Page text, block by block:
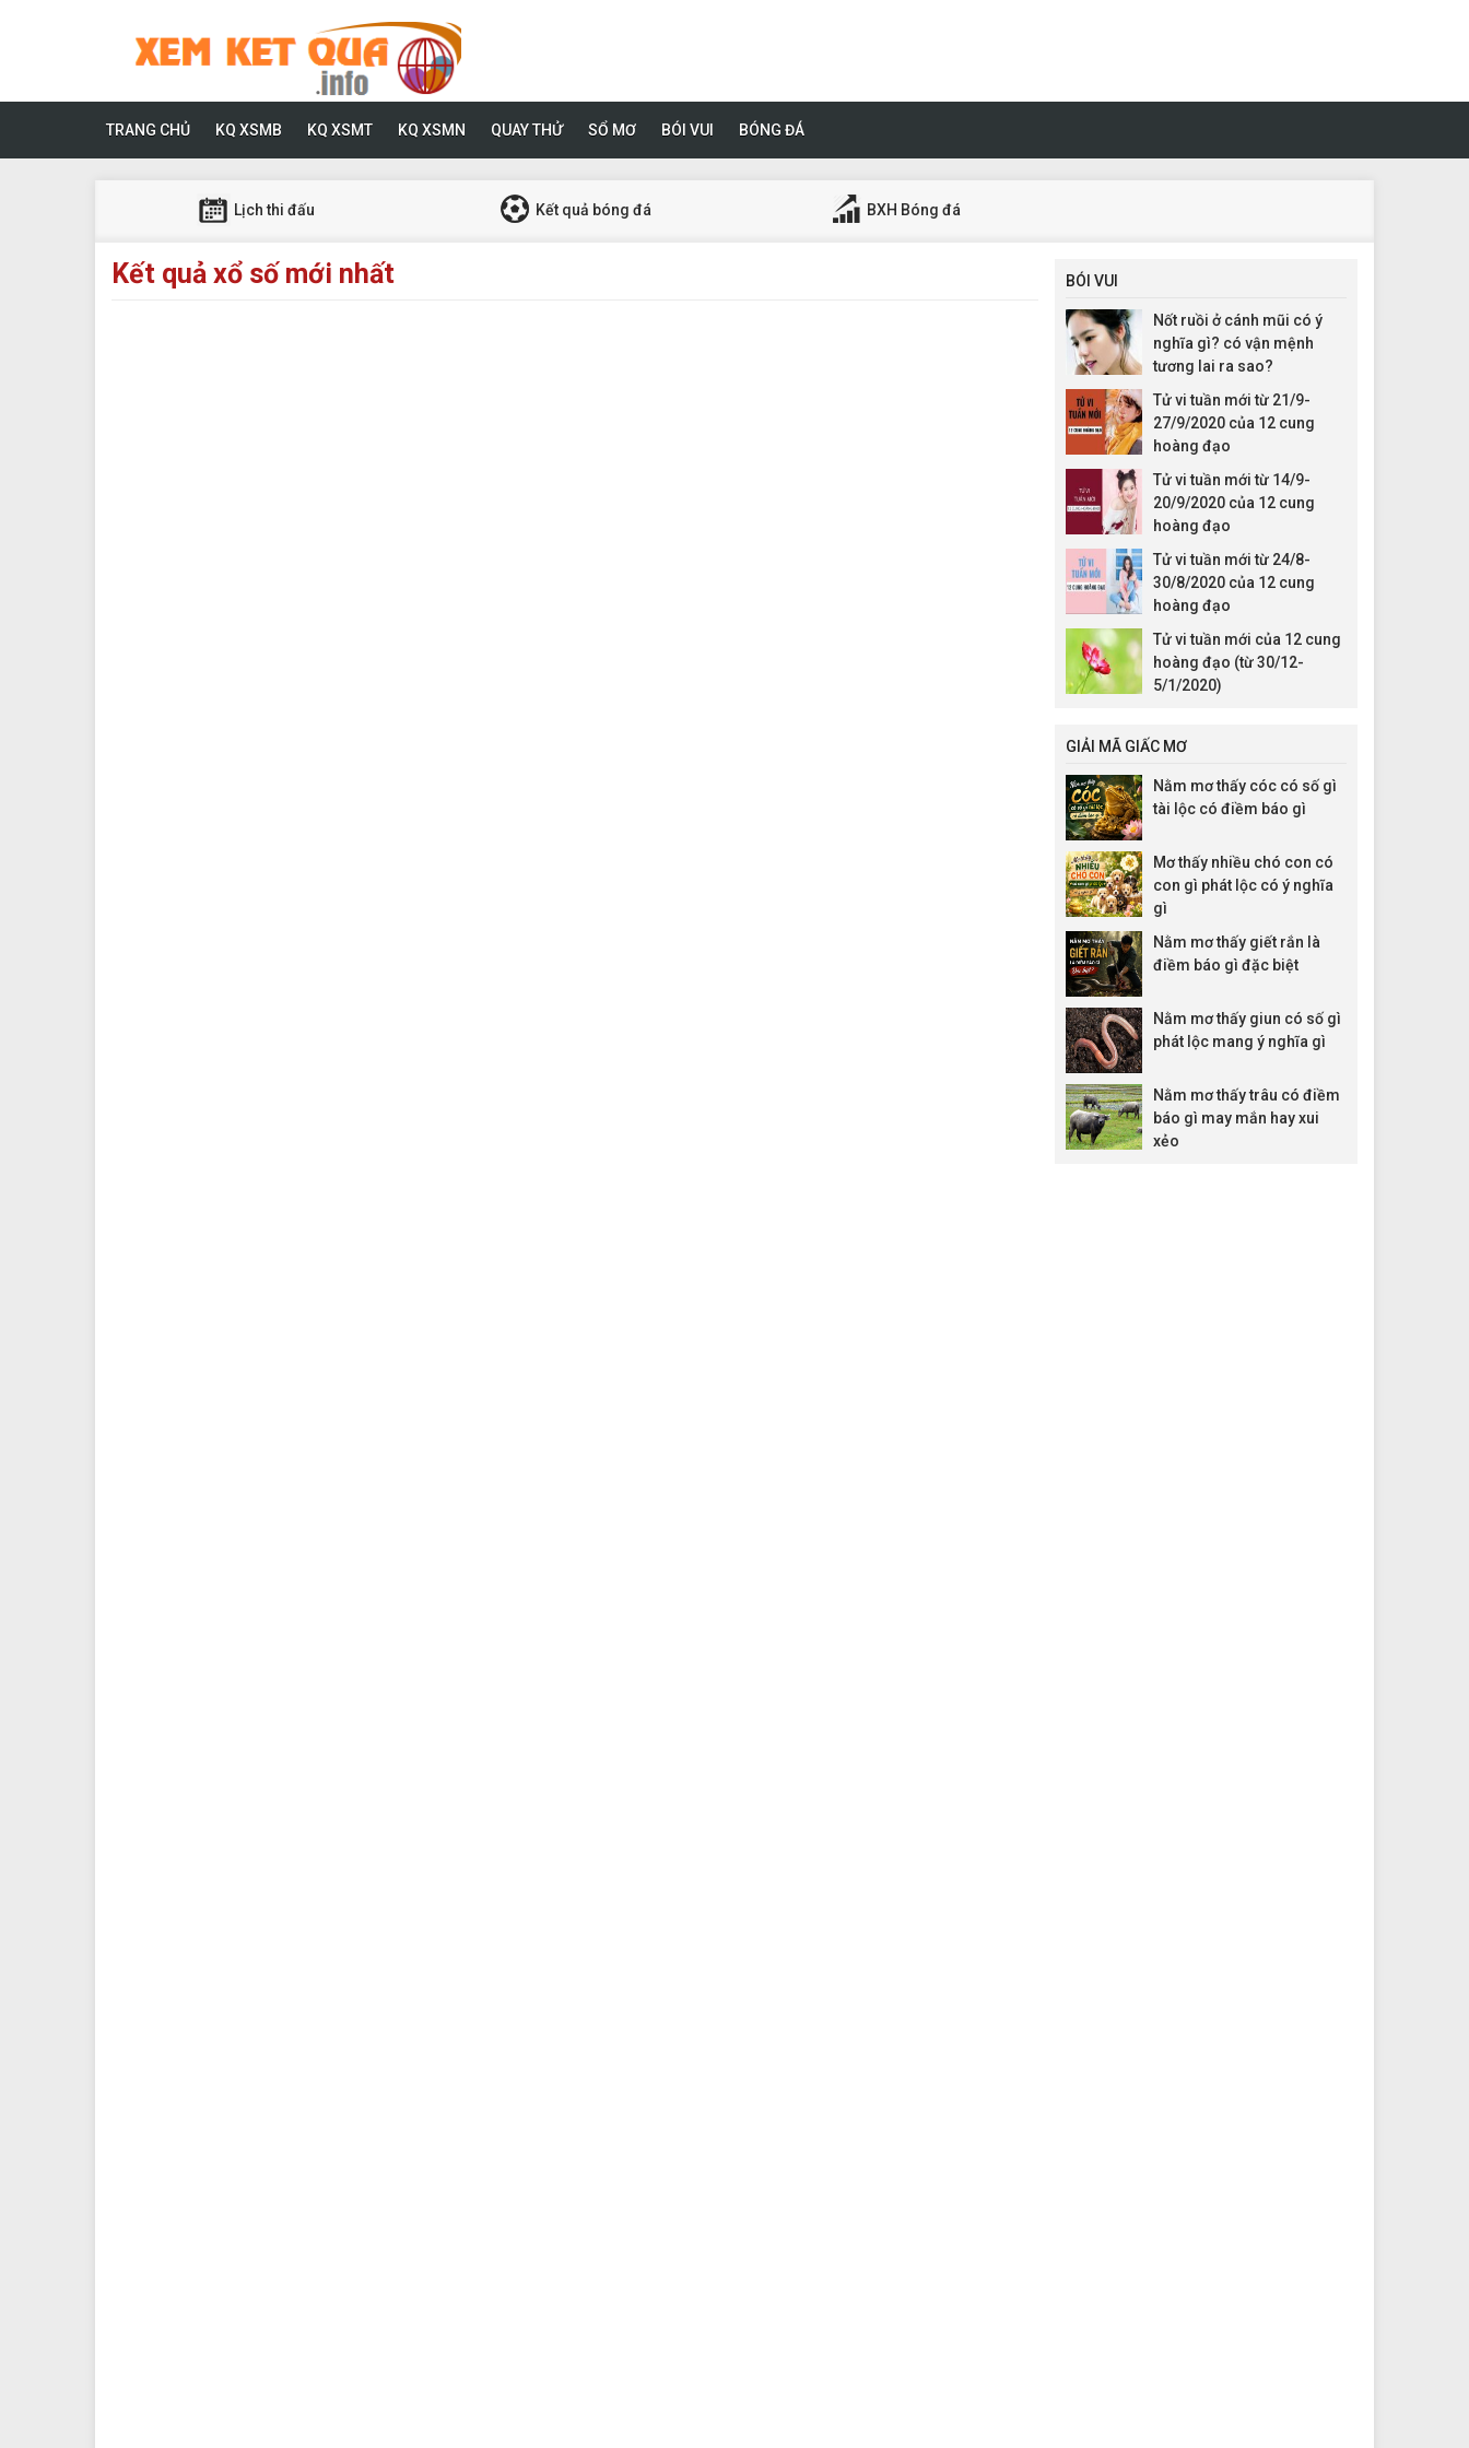
TRANG CHỦ KQ XSMB KQ XSMT KQ XSMN QUAY THỬ SỔ MƠ BÓI VUI BÓNG ĐÁ
Lịch thi đấu Kết quả bóng đá BXH Bóng đá
Kết quả xổ số mới nhất BÓI VUI
Nốt ruồi ở cánh mũi có ý
nghĩa gì? có vận mệnh
tương lai ra sao?
Tử vi tuần mới từ 21/9-
27/9/2020 của 12 cung
hoàng đạo
Tử vi tuần mới từ 14/9-
20/9/2020 của 12 cung
hoàng đạo
Tử vi tuần mới từ 24/8-
30/8/2020 của 12 cung
hoàng đạo
Tử vi tuần mới của 12 cung
hoàng đạo (từ 30/12-
5/1/2020)
GIẢI MÃ GIẤC MƠ
Nằm mơ thấy cóc có số gì
tài lộc có điềm báo gì
Mơ thấy nhiều chó con có
con gì phát lộc có ý nghĩa
gì
Nằm mơ thấy giết rắn là
điềm báo gì đặc biệt
Nằm mơ thấy giun có số gì
phát lộc mang ý nghĩa gì
Nằm mơ thấy trâu có điềm
báo gì may mắn hay xui
xẻo